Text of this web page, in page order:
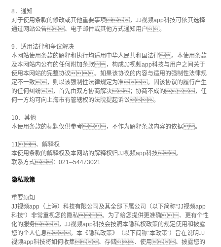
8．通知
对于使用条款的修改或其他重要事项，JJ视频app科技可依其选择
通过网站公告、电子邮件或其他方式通知用户。
9．适用法律和争议解决
本网站使用条款的解释和执行均适用中华人民共和国法律。本使用条款
及本网站内公布的任何附加条款，构成JJ视频app科技与用户之间关于
使用本网站的完整协议。如果该协议的内容与适用的强制性法律规
定不一致，则以该强制性法律规定为准。因该协议的履行产生
的任何纠纷，首先由双方协商解决；协商不成的，任
何一方均可向上海市有管辖权的法院提起诉讼。
10．其他
本使用条款的标题仅供参考，不作为解释条款内容的依据。
11、解释权
本使用条款的解释权及本网站的解释权归JJ视频app科技。
联系方式：021--54473021
隐私政策
重要须知
JJ视频app（上海）科技有限公司及其全部下属公司（以下简称“JJ视频app
科技”）非常重视您的隐私。为了给您提供更准确、更有个性
化的服务，JJ视频app科技会按照本隐私权政策的规定使用和披露
您的个人信息。本《隐私政策》（以下简称“本政策”）旨在说明JJ
视频app科技将如何收集、存储、使用、披露您的